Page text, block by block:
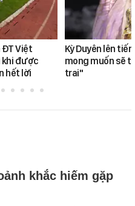
ĐT Việt
khi được
hết lời
Kỳ Duyên lên
mong muốn sẽ
trai"
khắc hiếm gặp